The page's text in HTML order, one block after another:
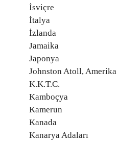
İsviçre
İtalya
İzlanda
Jamaika
Japonya
Johnston Atoll, Amerika
K.K.T.C.
Kamboçya
Kamerun
Kanada
Kanarya Adaları